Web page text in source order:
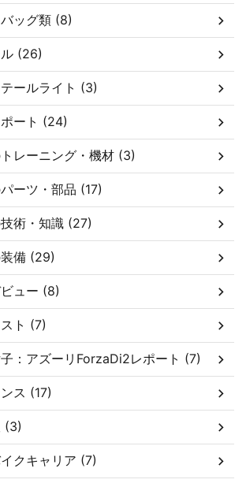
ッグ類 (8)
(26)
ールライト (3)
ート (24)
レーニング・機材 (3)
ーツ・部品 (17)
術・知識 (27)
備 (29)
ュー (8)
ト (7)
：アズーリForzaDi2レポート (7)
ス (17)
(3)
クキャリア (7)